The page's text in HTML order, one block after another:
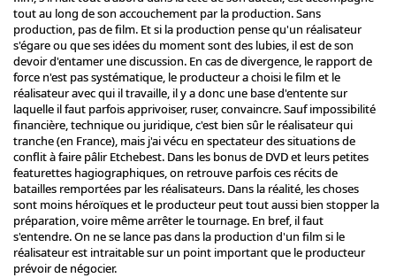
tout au long de son accouchement par la production. Sans
production, pas de film. Et si la production pense qu'un réalisateur
s'égare ou que ses idées du moment sont des lubies, il est de son
devoir d'entamer une discussion. En cas de divergence, le rapport de
force n'est pas systématique, le producteur a choisi le film et le
réalisateur avec qui il travaille, il y a donc une base d'entente sur
laquelle il faut parfois apprivoiser, ruser, convaincre. Sauf impossibilité
financière, technique ou juridique, c'est bien sûr le réalisateur qui
tranche (en France), mais j'ai vécu en spectateur des situations de
conflit à faire pâlir Etchebest. Dans les bonus de DVD et leurs petites
featurettes hagiographiques, on retrouve parfois ces récits de
batailles remportées par les réalisateurs. Dans la réalité, les choses
sont moins héroïques et le producteur peut tout aussi bien stopper la
préparation, voire même arrêter le tournage. En bref, il faut
s'entendre. On ne se lance pas dans la production d'un film si le
réalisateur est intraitable sur un point important que le producteur
prévoir de négocier.